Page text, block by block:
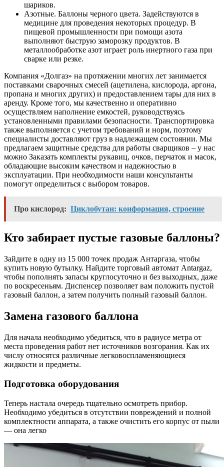
шариков.
Азотные. Баллоны черного цвета. Задействуются в
медицине для проведения некоторых процедур. В
пищевой промышленности при помощи азота
выполняют быструю заморозку продуктов. В
металлообработке азот играет роль инертного газа при
сварке или резке.
Компания «Долгаз» на протяжении многих лет занимается
поставками сварочных смесей (ацетилена, кислорода, аргона,
пропана и многих других) и предоставлением тары для них в
аренду. Кроме того, мы качественно и оперативно
осуществляем наполнение емкостей, руководствуясь
установленными правилами безопасности. Транспортировка
также выполняется с учетом требований и норм, поэтому
специалисты доставляют груз в надлежащем состоянии. Мы
предлагаем защитные средства для работы сварщиков – у нас
можно Заказать комплекты рукавиц, очков, перчаток и масок,
обладающие высоким качеством и надежностью в
эксплуатации. При необходимости наши консультанты
помогут определиться с выбором товаров.
Про кислород: Циклобутан: конформация, строение
Кто забирает пустые газовые баллоны?
Зайдите в одну из 15 000 точек продаж Антаргаза, чтобы
купить новую бутылку. Найдите торговый автомат Antargaz,
чтобы пополнять запасы круглосуточно и без выходных, даже
по воскресеньям. Диспенсер позволяет вам положить пустой
газовый баллон, а затем получить полный газовый баллон.
Замена газового баллона
Для начала необходимо убедиться, что в радиусе метра от
места проведения работ нет источников возгорания. Как их
числу относятся различные легковоспламеняющиеся
жидкости и предметы.
Подготовка оборудования
Теперь настала очередь тщательно осмотреть прибор.
Необходимо убедиться в отсутствии повреждений и полной
комплектности аппарата, а также очистить его корпус от пыли
— она легко